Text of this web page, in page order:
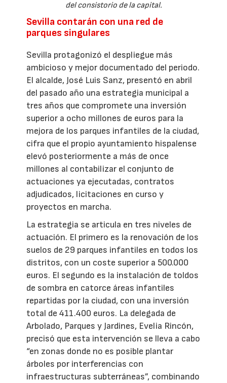
del consistorio de la capital.
Sevilla contarán con una red de
parques singulares
Sevilla protagonizó el despliegue más
ambicioso y mejor documentado del periodo.
El alcalde, José Luis Sanz, presentó en abril
del pasado año una estrategia municipal a
tres años que compromete una inversión
superior a ocho millones de euros para la
mejora de los parques infantiles de la ciudad,
cifra que el propio ayuntamiento hispalense
elevó posteriormente a más de once
millones al contabilizar el conjunto de
actuaciones ya ejecutadas, contratos
adjudicados, licitaciones en curso y
proyectos en marcha.
La estrategia se articula en tres niveles de
actuación. El primero es la renovación de los
suelos de 29 parques infantiles en todos los
distritos, con un coste superior a 500.000
euros. El segundo es la instalación de toldos
de sombra en catorce áreas infantiles
repartidas por la ciudad, con una inversión
total de 411.400 euros. La delegada de
Arbolado, Parques y Jardines, Evelia Rincón,
precisó que esta intervención se lleva a cabo
“en zonas donde no es posible plantar
árboles por interferencias con
infraestructuras subterráneas”, combinando